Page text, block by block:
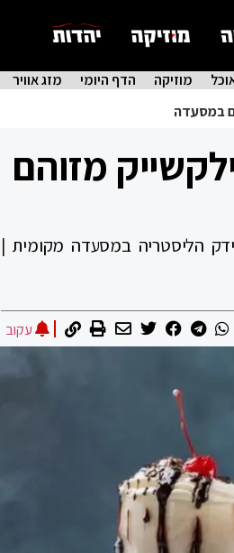
מוזיקה הדף היומי מזג אוויר
במסעדה
מזוהם
הליסטריה במסעדה מקומית |
עקוב